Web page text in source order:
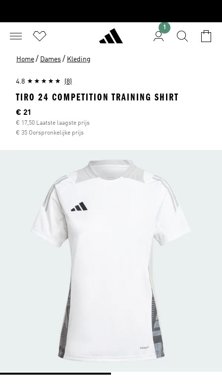
1
Home / Dames / Kleding
4.8 (8)
TIRO 24 COMPETITION TRAINING SHIRT
Current price
€ 21
€ 17,50 Laatste laagste prijs
€ 35 Oorspronkelijke prijs